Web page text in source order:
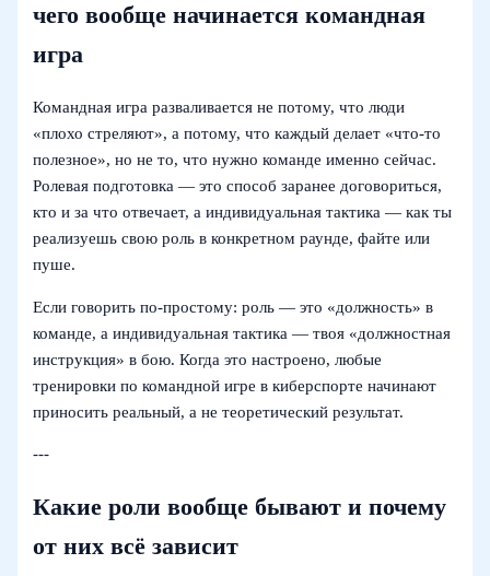
чего вообще начинается командная
игра
Командная игра разваливается не потому, что люди
«плохо стреляют», а потому, что каждый делает «что‑то
полезное», но не то, что нужно команде именно сейчас.
Ролевая подготовка — это способ заранее договориться,
кто и за что отвечает, а индивидуальная тактика — как ты
реализуешь свою роль в конкретном раунде, файте или
пуше.
Если говорить по‑простому: роль — это «должность» в
команде, а индивидуальная тактика — твоя «должностная
инструкция» в бою. Когда это настроено, любые
тренировки по командной игре в киберспорте начинают
приносить реальный, а не теоретический результат.
---
Какие роли вообще бывают и почему
от них всё зависит